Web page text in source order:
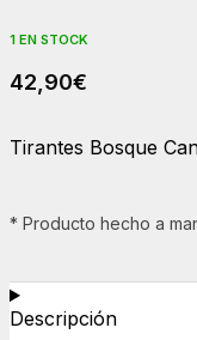
1 EN STOCK
42,90€
Tirantes Bosque
* Producto hecho a
Descripción